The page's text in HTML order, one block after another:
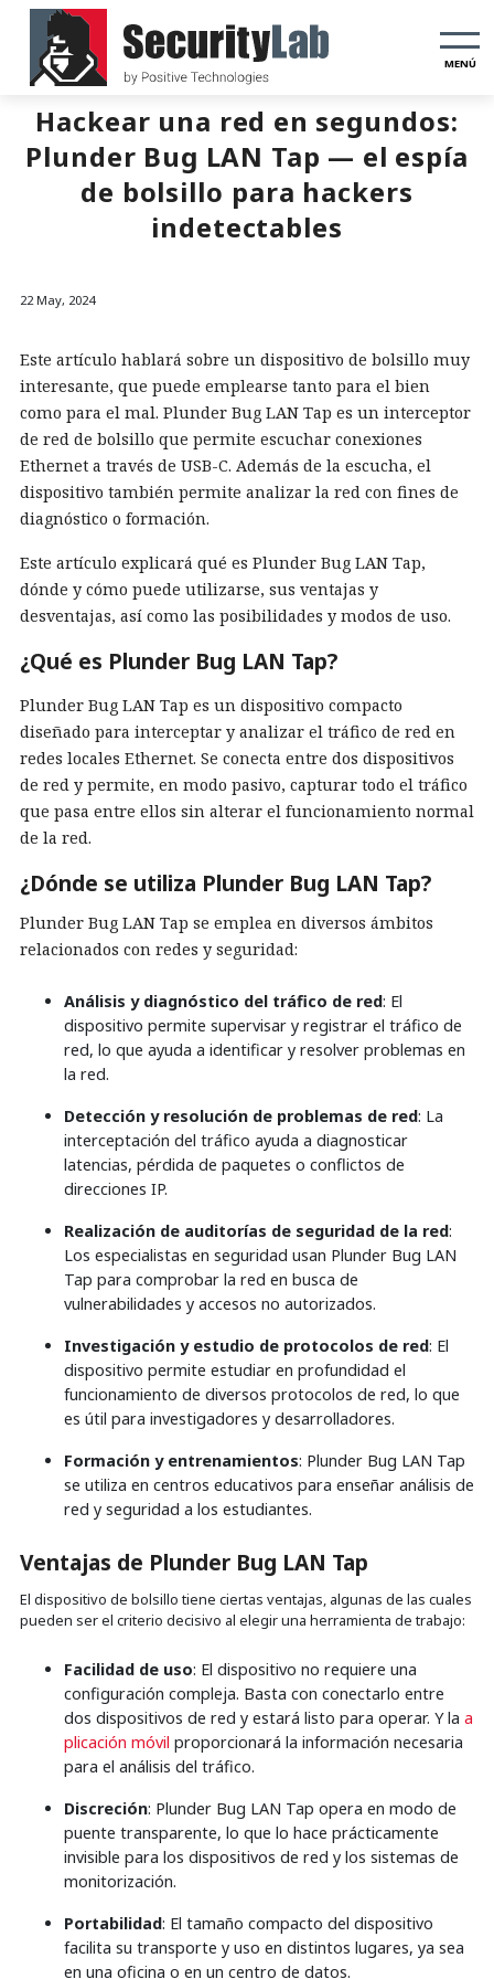
MENÚ
Hackear una red en segundos:
Plunder Bug LAN Tap — el espía
de bolsillo para hackers
indetectables
22 May, 2024
Este artículo hablará sobre un dispositivo de bolsillo muy
interesante, que puede emplearse tanto para el bien
como para el mal. Plunder Bug LAN Tap es un interceptor
de red de bolsillo que permite escuchar conexiones
Ethernet a través de USB-C. Además de la escucha, el
dispositivo también permite analizar la red con fines de
diagnóstico o formación.
Este artículo explicará qué es Plunder Bug LAN Tap,
dónde y cómo puede utilizarse, sus ventajas y
desventajas, así como las posibilidades y modos de uso.
¿Qué es Plunder Bug LAN Tap?
Plunder Bug LAN Tap es un dispositivo compacto
diseñado para interceptar y analizar el tráfico de red en
redes locales Ethernet. Se conecta entre dos dispositivos
de red y permite, en modo pasivo, capturar todo el tráfico
que pasa entre ellos sin alterar el funcionamiento normal
de la red.
¿Dónde se utiliza Plunder Bug LAN Tap?
Plunder Bug LAN Tap se emplea en diversos ámbitos
relacionados con redes y seguridad:
Análisis y diagnóstico del tráfico de red: El
dispositivo permite supervisar y registrar el tráfico de
red, lo que ayuda a identificar y resolver problemas en
la red.
Detección y resolución de problemas de red: La
interceptación del tráfico ayuda a diagnosticar
latencias, pérdida de paquetes o conflictos de
direcciones IP.
Realización de auditorías de seguridad de la red:
Los especialistas en seguridad usan Plunder Bug LAN
Tap para comprobar la red en busca de
vulnerabilidades y accesos no autorizados.
Investigación y estudio de protocolos de red: El
dispositivo permite estudiar en profundidad el
funcionamiento de diversos protocolos de red, lo que
es útil para investigadores y desarrolladores.
Formación y entrenamientos: Plunder Bug LAN Tap
se utiliza en centros educativos para enseñar análisis de
red y seguridad a los estudiantes.
Ventajas de Plunder Bug LAN Tap
El dispositivo de bolsillo tiene ciertas ventajas, algunas de las cuales
pueden ser el criterio decisivo al elegir una herramienta de trabajo:
Facilidad de uso: El dispositivo no requiere una
configuración compleja. Basta con conectarlo entre
dos dispositivos de red y estará listo para operar. Y la a
plicación móvil proporcionará la información necesaria
para el análisis del tráfico.
Discreción: Plunder Bug LAN Tap opera en modo de
puente transparente, lo que lo hace prácticamente
invisible para los dispositivos de red y los sistemas de
monitorización.
Portabilidad: El tamaño compacto del dispositivo
facilita su transporte y uso en distintos lugares, ya sea
en una oficina o en un centro de datos.